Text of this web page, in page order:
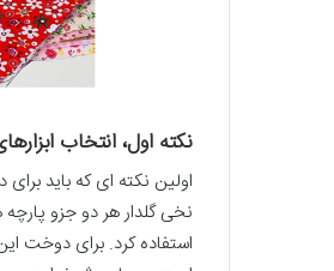
نکته اول، انتخاب
اولین نکته ای که باید
نخی گلدار هر دو جزو